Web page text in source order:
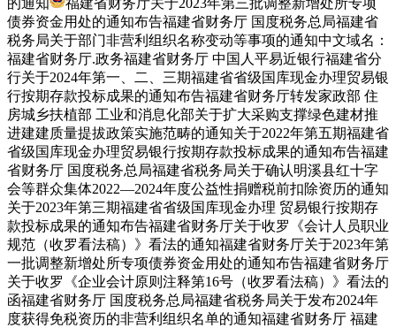
债券资金用处的通知布告福建省财务厅 国度税务总局福建省
税务局关于部门非营利组织名称变动等事项的通知中文域名：
福建省财务厅.政务福建省财务厅 中国人平易近银行福建省分
行关于2024年第一、二、三期福建省省级国库现金办理贸易银
行按期存款投标成果的通知布告福建省财务厅转发家政部 住
房城乡扶植部 工业和消息化部关于扩大采购支撑绿色建材推
进建建质量提拔政策实施范畴的通知关于2022年第五期福建省
省级国库现金办理贸易银行按期存款投标成果的通知布告福建
省财务厅 国度税务总局福建省税务局关于确认明溪县红十字
会等群众集体2022—2024年度公益性捐赠税前扣除资历的通知
关于2023年第三期福建省省级国库现金办理 贸易银行按期存
款投标成果的通知布告福建省财务厅关于收罗《会计人员职业
规范（收罗看法稿）》看法的通知福建省财务厅关于2023年第
一批调整新增处所专项债券资金用处的通知布告福建省财务厅
关于收罗《企业会计原则注释第16号（收罗看法稿）》看法的
函福建省财务厅 国度税务总局福建省税务局关于发布2024年
度获得免税资历的非营利组织名单的通知福建省财务厅 福建